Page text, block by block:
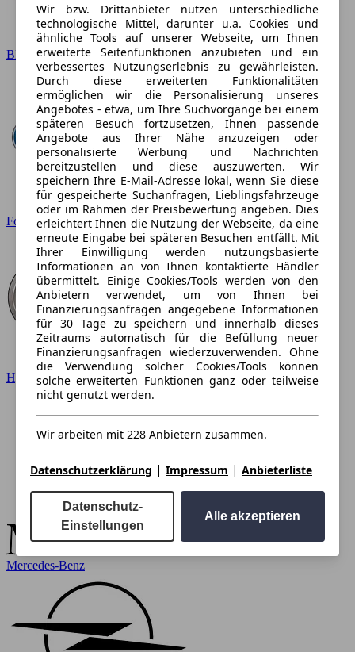
BMW
Ford
Hyundai
Mercedes-Benz
Wir bzw. Drittanbieter nutzen unterschiedliche
technologische Mittel, darunter u.a. Cookies und
ähnliche Tools auf unserer Webseite, um Ihnen
erweiterte Seitenfunktionen anzubieten und ein
verbessertes Nutzungserlebnis zu gewährleisten.
Durch diese erweiterten Funktionalitäten
ermöglichen wir die Personalisierung unseres
Angebotes - etwa, um Ihre Suchvorgänge bei einem
späteren Besuch fortzusetzen, Ihnen passende
Angebote aus Ihrer Nähe anzuzeigen oder
personalisierte Werbung und Nachrichten
bereitzustellen und diese auszuwerten. Wir
speichern Ihre E-Mail-Adresse lokal, wenn Sie diese
für gespeicherte Suchanfragen, Lieblingsfahrzeuge
oder im Rahmen der Preisbewertung angeben. Dies
erleichtert Ihnen die Nutzung der Webseite, da eine
erneute Eingabe bei späteren Besuchen entfällt. Mit
Ihrer Einwilligung werden nutzungsbasierte
Informationen an von Ihnen kontaktierte Händler
übermittelt. Einige Cookies/Tools werden von den
Anbietern verwendet, um von Ihnen bei
Finanzierungsanfragen angegebene Informationen
für 30 Tage zu speichern und innerhalb dieses
Zeitraums automatisch für die Befüllung neuer
Finanzierungsanfragen wiederzuverwenden. Ohne
die Verwendung solcher Cookies/Tools können
solche erweiterten Funktionen ganz oder teilweise
nicht genutzt werden.
Wir arbeiten mit 228 Anbietern zusammen.
Datenschutzerklärung | Impressum | Anbieterliste
Datenschutz-
Einstellungen
Alle akzeptieren